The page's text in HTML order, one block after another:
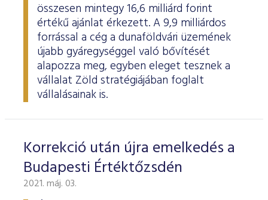
ESG Útmutató
összesen mintegy 16,6 milliárd forint
értékű ajánlat érkezett. A 9,9 milliárdos
forrással a cég a dunaföldvári üzemének
újabb gyáregységgel való bővítését
alapozza meg, egyben eleget tesznek a
vállalat Zöld stratégiájában foglalt
vállalásainak is.
Korrekció után újra emelkedés a
Budapesti Értéktőzsdén
2021. máj. 03.